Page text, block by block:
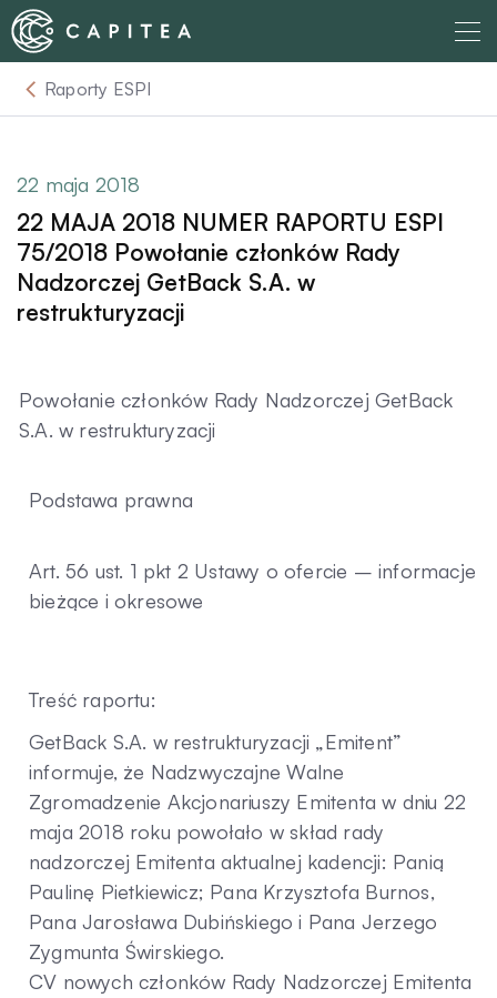
Skip
to
content
O nas
Dla Wierzyciela
Relacje Inwestorskie
Dla Dłużnika
Komunikaty
Raporty ESPI
22 maja 2018
22 MAJA 2018 NUMER RAPORTU ESPI
75/2018 Powołanie członków Rady
Nadzorczej GetBack S.A. w
restrukturyzacji
Powołanie członków Rady Nadzorczej GetBack
S.A. w restrukturyzacji
Podstawa prawna
Art. 56 ust. 1 pkt 2 Ustawy o ofercie – informacje
bieżące i okresowe
Treść raportu:
GetBack S.A. w restrukturyzacji „Emitent”
informuje, że Nadzwyczajne Walne
Zgromadzenie Akcjonariuszy Emitenta w dniu 22
maja 2018 roku powołało w skład rady
nadzorczej Emitenta aktualnej kadencji: Panią
Paulinę Pietkiewicz; Pana Krzysztofa Burnos,
Pana Jarosława Dubińskiego i Pana Jerzego
Zygmunta Świrskiego.
CV nowych członków Rady Nadzorczej Emitenta